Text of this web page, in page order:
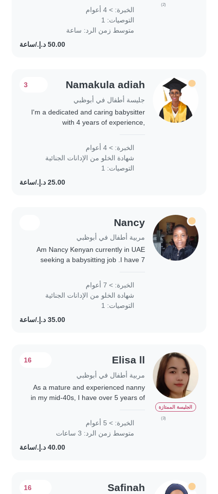
(2)
toddlers, gradeschoolers and
teenagers. I am energetic,
hardworking, patient,..
الخبرة: > 4 أعوام
التوصيات: 1
متوسط زمن الرد: ساعة
Namakula adiah
جليسة أطفال في أبوظبي
3
I'm a dedicated and caring babysitter
with 4 years of experience,
preschoolers. As a parent myself, I
understand the importance of a
nurturing and safe..
الخبرة: > 4 أعوام
شهادة الخلو من الإدانات الجنائية
التوصيات: 1
Nancy
مربية أطفال في أبوظبي
Am Nancy Kenyan currently in UAE
seeking a babysitting job .I have 7
family, British family and south Africa
family taking care of kids of different..
الخبرة: > 7 أعوام
شهادة الخلو من الإدانات الجنائية
التوصيات: 1
الجليسة الممتازة
(3)
Elisa ll
مربية أطفال في أبوظبي
16
As a mature and experienced nanny
in my mid-40s, I have over 5 years of
children of all ages, from toddlers to
school-aged kids. I'm a responsible,
friendly,..
الخبرة: > 5 أعوام
متوسط زمن الرد: 3 ساعات
Safinah
16